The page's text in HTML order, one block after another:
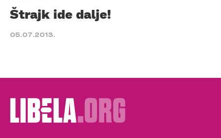
Štrajk ide dalje!
05.07.2013.